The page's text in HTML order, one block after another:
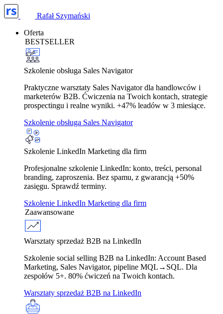
Rafał Szymański
Oferta
BESTSELLER
Szkolenie obsługa Sales Navigator
Praktyczne warsztaty Sales Navigator dla handlowców i
marketerów B2B. Ćwiczenia na Twoich kontach, strategie
prospectingu i realne wyniki. +47% leadów w 3 miesiące.
Szkolenie obsługa Sales Navigator
Szkolenie LinkedIn Marketing dla firm
Profesjonalne szkolenie LinkedIn: konto, treści, personal
branding, zaproszenia. Bez spamu, z gwarancją +50%
zasięgu. Sprawdź terminy.
Szkolenie LinkedIn Marketing dla firm
Zaawansowane
Warsztaty sprzedaż B2B na LinkedIn
Szkolenie social selling B2B na LinkedIn: Account Based
Marketing, Sales Navigator, pipeline MQL→SQL. Dla
zespołów 5+. 80% ćwiczeń na Twoich kontach.
Warsztaty sprzedaż B2B na LinkedIn